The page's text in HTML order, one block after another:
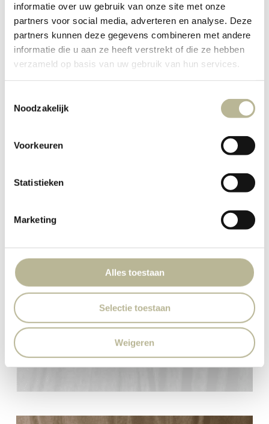
informatie over uw gebruik van onze site met onze
partners voor social media, adverteren en analyse. Deze
partners kunnen deze gegevens combineren met andere
informatie die u aan ze heeft verstrekt of die ze hebben
verzameld op basis van uw gebruik van hun services.
Noodzakelijk
Voorkeuren
Statistieken
Marketing
Alles toestaan
Selectie toestaan
Weigeren